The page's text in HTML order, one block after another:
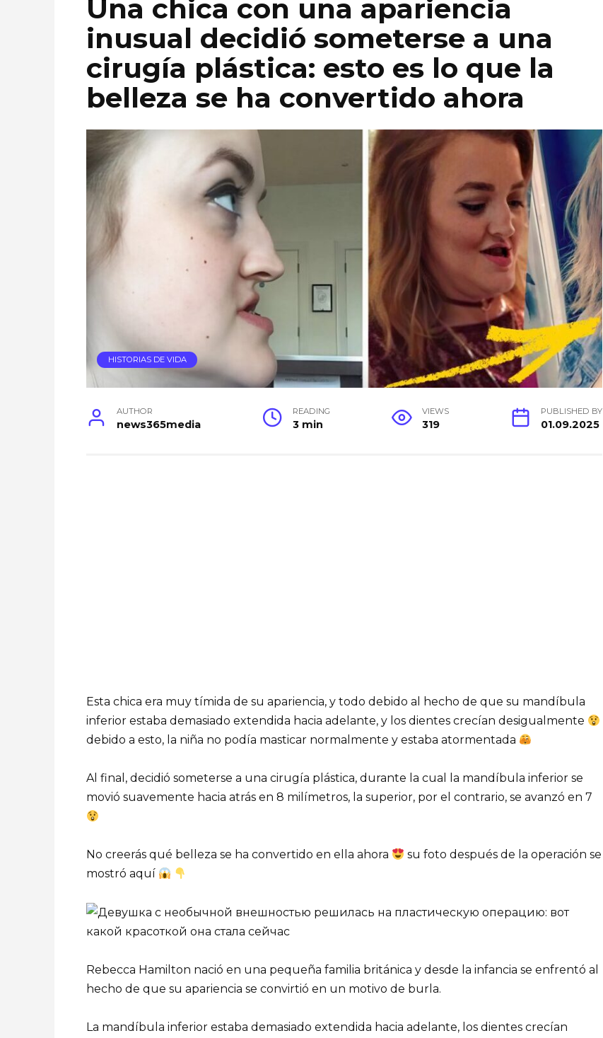
Una chica con una apariencia
inusual decidió someterse a una
cirugía plástica: esto es lo que la
belleza se ha convertido ahora
HISTORIAS DE VIDA
AUTHOR
news365media
READING
3 min
VIEWS
319
PUBLISHED BY
01.09.2025
Esta chica era muy tímida de su apariencia, y todo debido al hecho de que su mandíbula
inferior estaba demasiado extendida hacia adelante, y los dientes crecían desigualmente
debido a esto, la niña no podía masticar normalmente y estaba atormentada
Al final, decidió someterse a una cirugía plástica, durante la cual la mandíbula inferior se
movió suavemente hacia atrás en 8 milímetros, la superior, por el contrario, se avanzó en 7
No creerás qué belleza se ha convertido en ella ahora
su foto después de la operación se
mostró aquí
Rebecca Hamilton nació en una pequeña familia británica y desde la infancia se enfrentó al
hecho de que su apariencia se convirtió en un motivo de burla.
La mandíbula inferior estaba demasiado extendida hacia adelante, los dientes crecían